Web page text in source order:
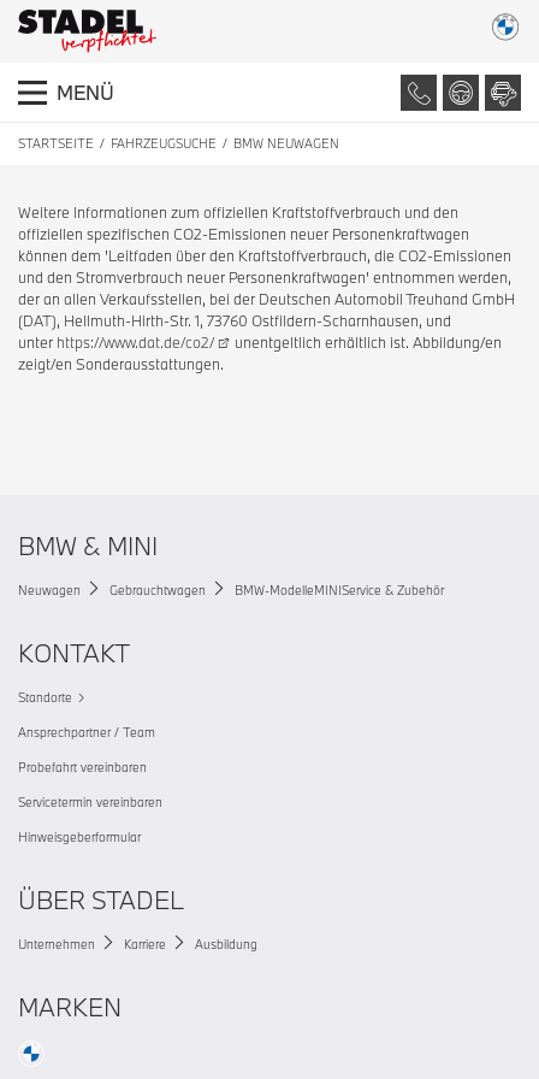
MENÜ
STARTSEITE FAHRZEUGSUCHE BMW NEUWAGEN
Weitere Informationen zum offiziellen Kraftstoffverbrauch und den
offiziellen spezifischen CO2-Emissionen neuer Personenkraftwagen
können dem 'Leitfaden über den Kraftstoffverbrauch, die CO2-Emissionen
und den Stromverbrauch neuer Personenkraftwagen' entnommen werden,
der an allen Verkaufsstellen, bei der Deutschen Automobil Treuhand GmbH
(DAT), Hellmuth-Hirth-Str. 1, 73760 Ostfildern-Scharnhausen, und
unter https://www.dat.de/co2/
unentgeltlich erhältlich ist. Abbildung/en
zeigt/en Sonderausstattungen.
BMW & MINI
Neuwagen Gebrauchtwagen BMW-ModelleMINIService & Zubehör
KONTAKT
Standorte
Ansprechpartner / Team
Probefahrt vereinbaren
Servicetermin vereinbaren
Hinweisgeberformular
ÜBER STADEL
Unternehmen Karriere Ausbildung
MARKEN